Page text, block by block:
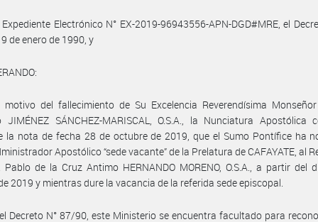
Expediente Electrónico N° EX-2019-96943556-APN-DGD#MRE, el
de enero de 1990, y
motivo del fallecimiento de Su Excelencia Reverendísima
JIMÉNEZ SÁNCHEZ-MARISCAL, O.S.A., la Nunciatura Apostólica
la nota de fecha 28 de octubre de 2019, que el Sumo Pontífice ha
Apostólico “sede vacante” de la Prelatura de CAFAYATE, al
Pablo de la Cruz Antimo HERNANDO MORENO, O.S.A., a partir del
2019 y mientras dure la vacancia de la referida sede episcopal.
Decreto N° 87/90, este Ministerio se encuentra facultado para